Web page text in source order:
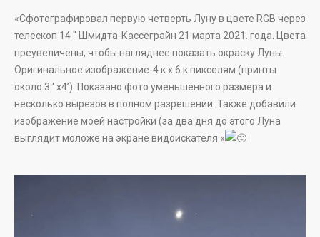
«Сфотографировал первую четверть Луну в цвете RGB через
телескоп 14 ′′ Шмидта-Кассеграйн 21 марта 2021. года. Цвета
преувеличены, чтобы нагляднее показать окраску Луны.
Оригинальное изображение-4 к х 6 к пикселям (принты
около 3 ‘ х4’). Показано фото уменьшенного размера и
несколько вырезов в полном разрешении. Также добавили
изображение моей настройки (за два дня до этого Луна
выглядит моложе на экране видоискателя «